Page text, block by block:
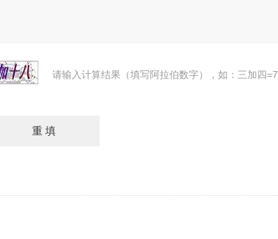
请输入计算结果（填写阿拉伯数字），如：三加四=7